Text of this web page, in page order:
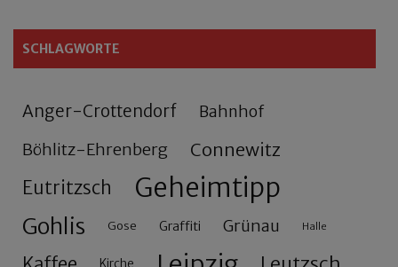
SCHLAGWORTE
Anger-Crottendorf Bahnhof
Böhlitz-Ehrenberg Connewitz
Eutritzsch Geheimtipp
Gohlis Gose Graffiti Grünau Halle
Kirche